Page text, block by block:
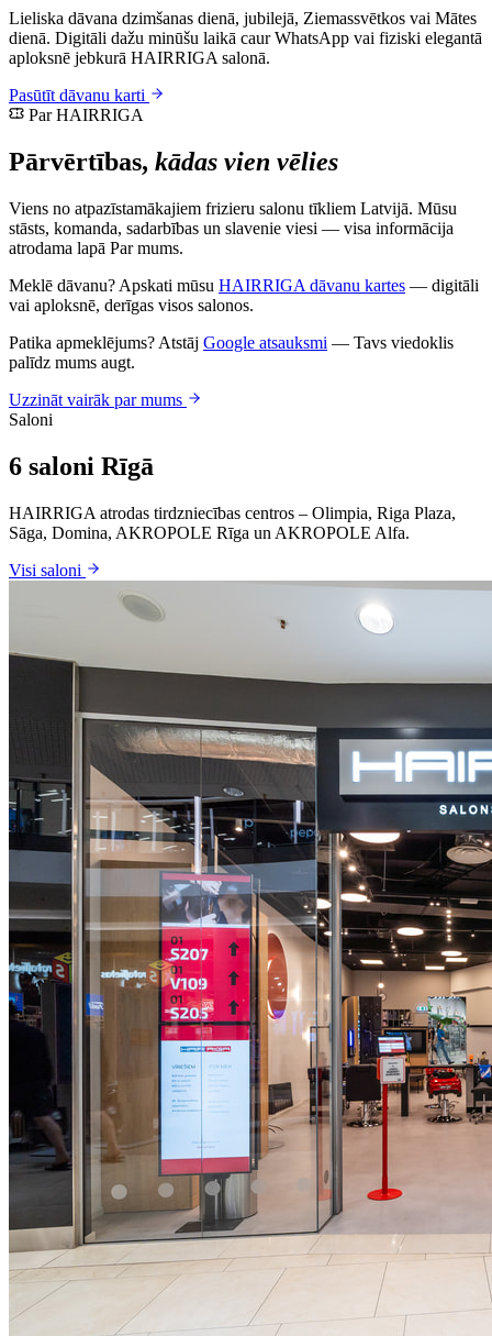
Lieliska dāvana dzimšanas dienā, jubilejā, Ziemassvētkos vai Mātes
dienā. Digitāli dažu minūšu laikā caur WhatsApp vai fiziski elegantā
aploksnē jebkurā HAIRRIGA salonā.
Pasūtīt dāvanu karti
Par HAIRRIGA
Pārvērtības, kādas vien vēlies
Viens no atpazīstamākajiem frizieru salonu tīkliem Latvijā. Mūsu
stāsts, komanda, sadarbības un slavenie viesi — visa informācija
atrodama lapā Par mums.
Meklē dāvanu? Apskati mūsu HAIRRIGA dāvanu kartes — digitāli
vai aploksnē, derīgas visos salonos.
Patika apmeklējums? Atstāj Google atsauksmi — Tavs viedoklis
palīdz mums augt.
Uzzināt vairāk par mums
Saloni
6 saloni Rīgā
HAIRRIGA atrodas tirdzniecības centros – Olimpia, Riga Plaza,
Sāga, Domina, AKROPOLE Rīga un AKROPOLE Alfa.
Visi saloni